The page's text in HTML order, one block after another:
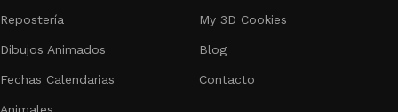
Repostería
Dibujos Animados
Fechas Calendarias
My 3D Cookies
Blog
Contacto